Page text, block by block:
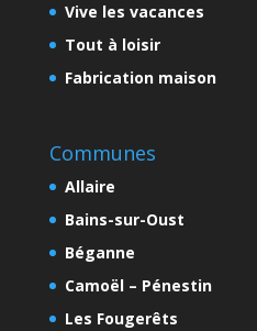
Vive les vacances
Tout à loisir
Fabrication maison
Communes
Allaire
Bains-sur-Oust
Béganne
Camoël – Pénestin
Les Fougerêts